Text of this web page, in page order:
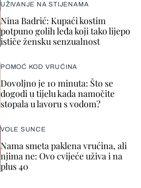
UŽIVANJE NA STIJENAMA
Nina Badrić: Kupaći kostim
potpuno golih leđa koji tako lijepo
ističe žensku senzualnost
POMOĆ KOD VRUĆINA
Dovoljno je 10 minuta: Što se
dogodi u tijelu kada namočite
stopala u lavoru s vodom?
VOLE SUNCE
Nama smeta paklena vrućina, ali
njima ne: Ovo cvijeće uživa i na
plus 40